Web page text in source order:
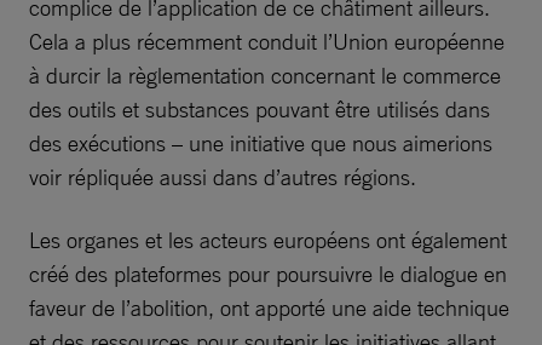
complice de l’application de ce châtiment ailleurs.
Cela a plus récemment conduit l’Union européenne
à durcir la règlementation concernant le commerce
des outils et substances pouvant être utilisés dans
des exécutions – une initiative que nous aimerions
voir répliquée aussi dans d’autres régions.
Les organes et les acteurs européens ont également
créé des plateformes pour poursuivre le dialogue en
faveur de l’abolition, ont apporté une aide technique